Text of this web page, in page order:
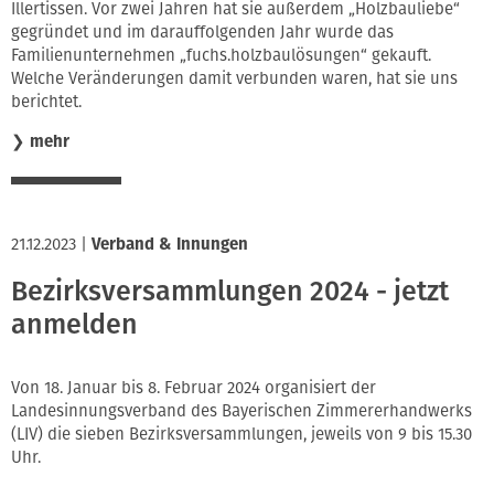
Illertissen. Vor zwei Jahren hat sie außerdem „Holzbauliebe“
gegründet und im darauffolgenden Jahr wurde das
Familienunternehmen „fuchs.holzbaulösungen“ gekauft.
Welche Veränderungen damit verbunden waren, hat sie uns
berichtet.
❯ mehr
21.12.2023 Verband & Innungen
Bezirksversammlungen 2024 - jetzt
anmelden
Von 18. Januar bis 8. Februar 2024 organisiert der
Landesinnungsverband des Bayerischen Zimmererhandwerks
(LIV) die sieben Bezirksversammlungen, jeweils von 9 bis 15.30
Uhr.